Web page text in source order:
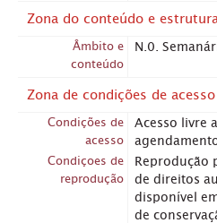
Zona do conteúdo e
Âmbito e
conteúdo
N.0.
Zona de condições de
Condições de
acesso
Acesso livre
Condiçoes de
reprodução
Reprodução
de direitos
disponível
de